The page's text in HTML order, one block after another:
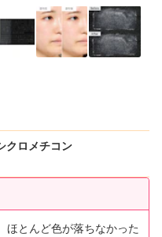
クロメチコン
ほとんど色が落ちなかった